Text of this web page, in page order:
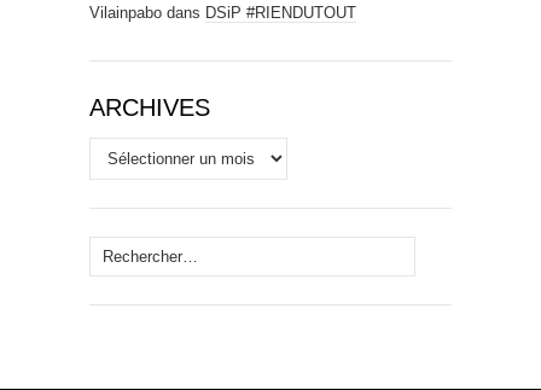
Vilainpabo dans DSiP #RIENDUTOUT
ARCHIVES
Archives
Rechercher :